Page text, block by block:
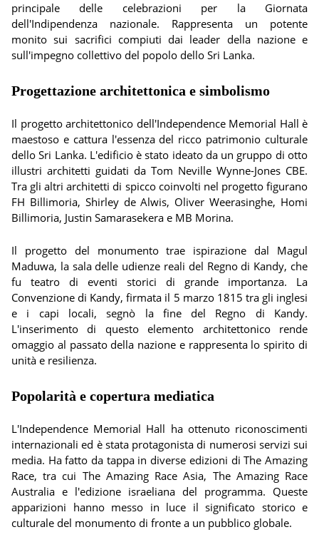
principale delle celebrazioni per la Giornata
dell'Indipendenza nazionale. Rappresenta un potente
monito sui sacrifici compiuti dai leader della nazione e
sull'impegno collettivo del popolo dello Sri Lanka.
Progettazione architettonica e simbolismo
Il progetto architettonico dell'Independence Memorial Hall è
maestoso e cattura l'essenza del ricco patrimonio culturale
dello Sri Lanka. L'edificio è stato ideato da un gruppo di otto
illustri architetti guidati da Tom Neville Wynne-Jones CBE.
Tra gli altri architetti di spicco coinvolti nel progetto figurano
FH Billimoria, Shirley de Alwis, Oliver Weerasinghe, Homi
Billimoria, Justin Samarasekera e MB Morina.
Il progetto del monumento trae ispirazione dal Magul
Maduwa, la sala delle udienze reali del Regno di Kandy, che
fu teatro di eventi storici di grande importanza. La
Convenzione di Kandy, firmata il 5 marzo 1815 tra gli inglesi
e i capi locali, segnò la fine del Regno di Kandy.
L'inserimento di questo elemento architettonico rende
omaggio al passato della nazione e rappresenta lo spirito di
unità e resilienza.
Popolarità e copertura mediatica
L'Independence Memorial Hall ha ottenuto riconoscimenti
internazionali ed è stata protagonista di numerosi servizi sui
media. Ha fatto da tappa in diverse edizioni di The Amazing
Race, tra cui The Amazing Race Asia, The Amazing Race
Australia e l'edizione israeliana del programma. Queste
apparizioni hanno messo in luce il significato storico e
culturale del monumento di fronte a un pubblico globale.